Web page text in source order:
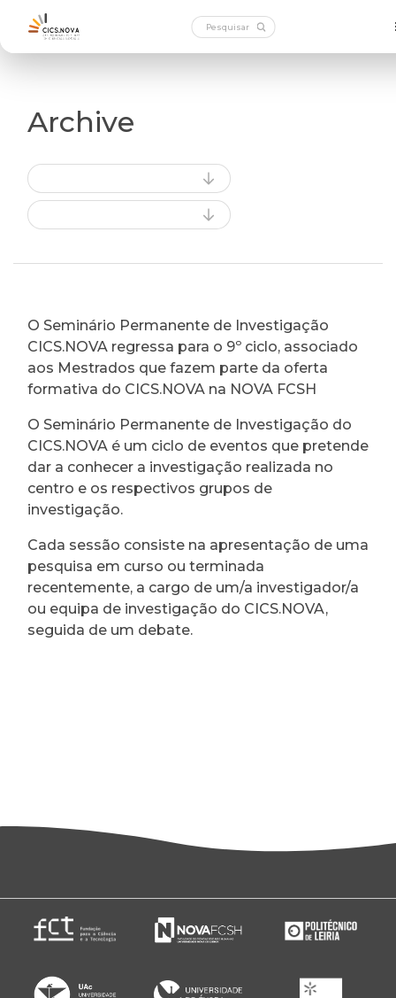
Archive
O Seminário Permanente de Investigação
CICS.NOVA regressa para o 9º ciclo, associado
aos Mestrados que fazem parte da oferta
formativa do CICS.NOVA na NOVA FCSH
O Seminário Permanente de Investigação do
CICS.NOVA é um ciclo de eventos que pretende
dar a conhecer a investigação realizada no
centro e os respectivos grupos de
investigação.
Cada sessão consiste na apresentação de uma
pesquisa em curso ou terminada
recentemente, a cargo de um/a investigador/a
ou equipa de investigação do CICS.NOVA,
seguida de um debate.